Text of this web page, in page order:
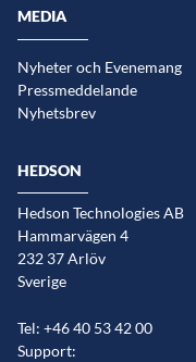
MEDIA
Nyheter och Evenemang
Pressmeddelande
Nyhetsbrev
HEDSON
Hedson Technologies AB
Hammarvägen 4
232 37 Arlöv
Sverige
Tel: +46 40 53 42 00
Support: